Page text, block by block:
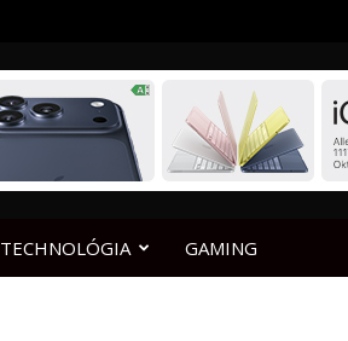
TECHNOLÓGIA GAMING